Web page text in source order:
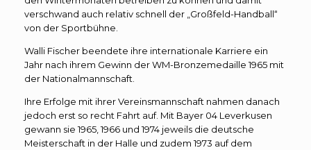
verschwand auch relativ schnell der „Großfeld-Handball“
von der Sportbühne.
Walli Fischer beendete ihre internationale Karriere ein
Jahr nach ihrem Gewinn der WM-Bronzemedaille 1965 mit
der Nationalmannschaft.
Ihre Erfolge mit ihrer Vereinsmannschaft nahmen danach
jedoch erst so recht Fahrt auf. Mit Bayer 04 Leverkusen
gewann sie 1965, 1966 und 1974 jeweils die deutsche
Meisterschaft in der Halle und zudem 1973 auf dem